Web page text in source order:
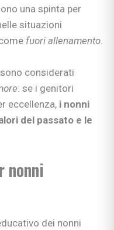
una spinta per
situazioni
fuori allenamento.
considerati
: se i genitori
eccellenza, i nonni
del passato e le
nonni
dei nonni